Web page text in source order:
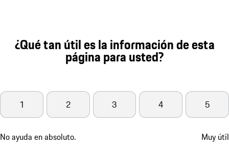
¿Qué tan útil es la información de esta
página para usted?
No ayuda en absoluto.
1 2 3 4 5
Muy útil